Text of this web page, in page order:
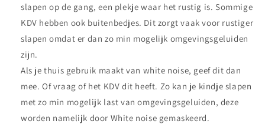
slapen op de gang, een plekje waar het rustig is. Sommige
KDV hebben ook buitenbedjes. Dit zorgt vaak voor rustiger
slapen omdat er dan zo min mogelijk omgevingsgeluiden
zijn.
Als je thuis gebruik maakt van white noise, geef dit dan
mee. Of vraag of het KDV dit heeft. Zo kan je kindje slapen
met zo min mogelijk last van omgevingsgeluiden, deze
worden namelijk door White noise gemaskeerd.